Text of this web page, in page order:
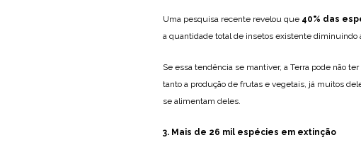
Uma pesquisa recente revelou que 40% das
a quantidade total de insetos existente diminuindo
Se essa tendência se mantiver, a Terra pode não
tanto a produção de frutas e vegetais, já muitos
se alimentam deles.
3. Mais de 26 mil espécies em extinção